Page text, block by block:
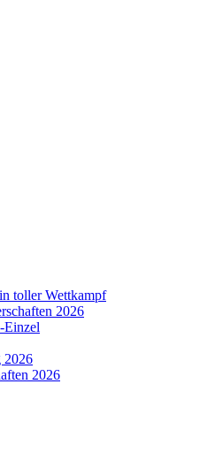
toller Wettkampf
2026
Einzel
2026
2026